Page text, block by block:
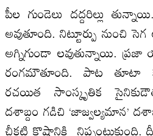
పీల గుండెలు దద్దరిల్లు
అవుతూంది. నిట్టూర్పు నుంచి
అగ్నిగుండా లవుతున్నాయి.
రంగమౌతూంది. పాట తూటా
రచయిత సాంస్కృతిక
దశాబ్దం గడిచి ‘జాజ్వల్యమాన’
చీకటి కొష్ఠానికి నిప్పంటుకుంది.